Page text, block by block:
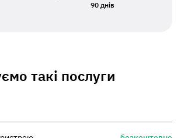
90 днів
такі послуги